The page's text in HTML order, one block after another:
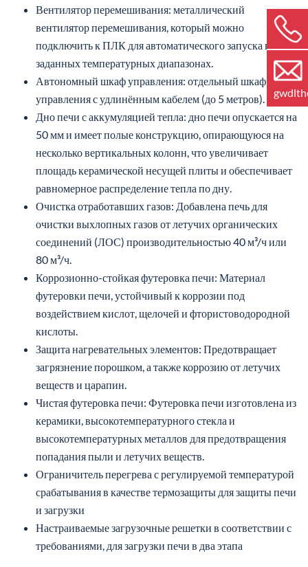
Вентилятор перемешивания: металлический
вентилятор перемешивания, который можно
подключить к ПЛК для автоматического запуска в
заданных температурных диапазонах.
Автономный шкаф управления: отдельный шкаф
управления с удлинённым кабелем (до 5 метров).
Дно печи с аккумуляцией тепла: дно печи опускается на
50 мм и имеет полые конструкцию, опирающуюся на
несколько вертикальных колонн, что увеличивает
площадь керамической несущей плиты и обеспечивает
равномерное распределение тепла по дну.
Очистка отработавших газов: Добавлена печь для
очистки выхлопных газов от летучих органических
соединений (ЛОС) производительностью 40 м³/ч или
80 м³/ч.
Коррозионно-стойкая футеровка печи: Материал
футеровки печи, устойчивый к коррозии под
воздействием кислот, щелочей и фтористоводородной
кислоты.
Защита нагревательных элементов: Предотвращает
загрязнение порошком, а также коррозию от летучих
веществ и царапин.
Чистая футеровка печи: Футеровка печи изготовлена из
керамики, высокотемпературного стекла и
высокотемпературных металлов для предотвращения
попадания пыли и летучих веществ.
Ограничитель перегрева с регулируемой температурой
срабатывания в качестве термозащиты для защиты печи
и загрузки
Настраиваемые загрузочные решетки в соответствии с
требованиями, для загрузки печи в два этапа